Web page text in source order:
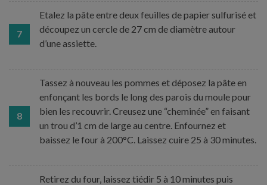
7
Etalez la pâte entre deux feuilles de papier sulfurisé et
découpez un cercle de 27 cm de diamètre autour
d’une assiette.
8
Tassez à nouveau les pommes et déposez la pâte en
enfonçant les bords le long des parois du moule pour
bien les recouvrir. Creusez une “cheminée” en faisant
un trou d’1 cm de large au centre. Enfournez et
baissez le four à 200°C. Laissez cuire 25 à 30 minutes.
Retirez du four, laissez tiédir 5 à 10 minutes puis